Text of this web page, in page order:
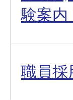
験案
職員採